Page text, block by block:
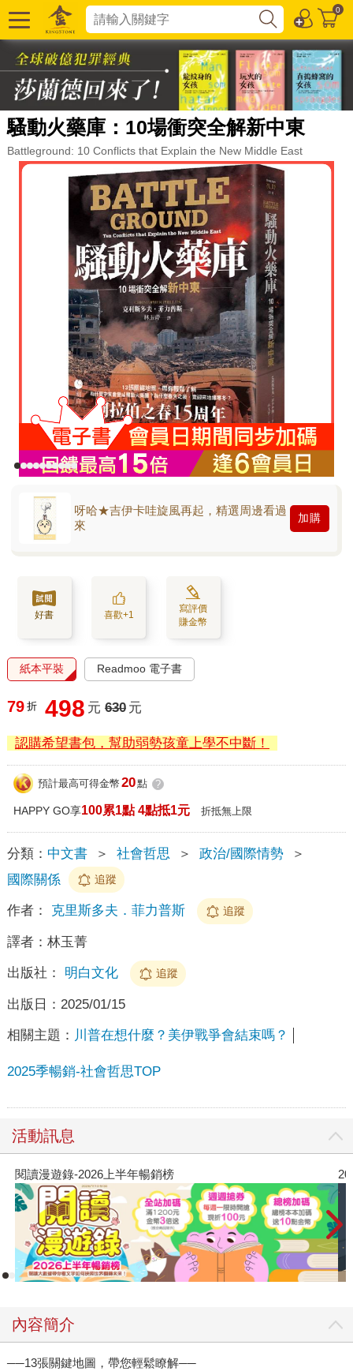
0
騷動火藥庫：10場衝突全解新中東
Battleground: 10 Conflicts that Explain the New Middle East
呀哈★吉伊卡哇旋風再起，精選周邊看過
來
加購
好書 喜歡+1
寫評價
賺金幣
紙本平裝 Readmoo 電子書
79 折 498 元 630 元
認購希望書包，幫助弱勢孩童上學不中斷！
預計最高可得金幣 20點 ?
HAPPY GO享100累1點 4點抵1元 折抵無上限
分類： 中文書 ＞ 社會哲思 ＞ 政治/國際情勢
＞
國際關係
追蹤
作者： 克里斯多夫．菲力普斯 追蹤
譯者： 林玉菁
出版社： 明白文化 追蹤
出版日： 2025/01/15
相關主題： 川普在想什麼？美伊戰爭會結束嗎？
2025季暢銷-社會哲思TOP
活動訊息
閱讀漫遊錄-2026上半年暢銷榜
內容簡介
──13張關鍵地圖，帶您輕鬆瞭解──